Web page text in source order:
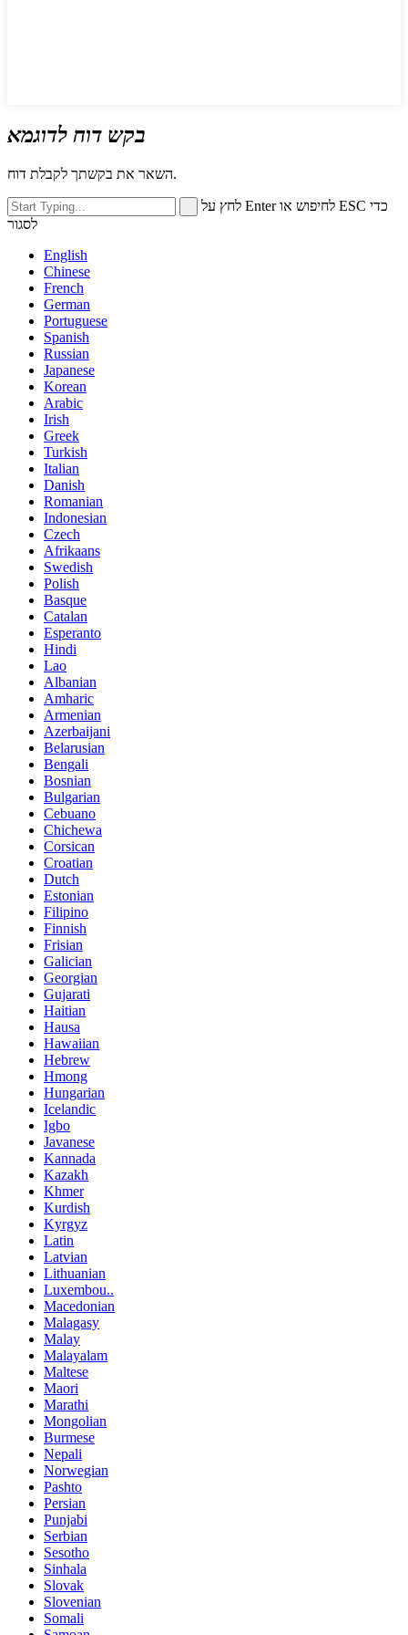
בקש דוח לדוגמא
השאר את בקשתך לקבלת דוח.
לחץ על Enter לחיפוש או ESC כדי
לסגור
English
Chinese
French
German
Portuguese
Spanish
Russian
Japanese
Korean
Arabic
Irish
Greek
Turkish
Italian
Danish
Romanian
Indonesian
Czech
Afrikaans
Swedish
Polish
Basque
Catalan
Esperanto
Hindi
Lao
Albanian
Amharic
Armenian
Azerbaijani
Belarusian
Bengali
Bosnian
Bulgarian
Cebuano
Chichewa
Corsican
Croatian
Dutch
Estonian
Filipino
Finnish
Frisian
Galician
Georgian
Gujarati
Haitian
Hausa
Hawaiian
Hebrew
Hmong
Hungarian
Icelandic
Igbo
Javanese
Kannada
Kazakh
Khmer
Kurdish
Kyrgyz
Latin
Latvian
Lithuanian
Luxembou..
Macedonian
Malagasy
Malay
Malayalam
Maltese
Maori
Marathi
Mongolian
Burmese
Nepali
Norwegian
Pashto
Persian
Punjabi
Serbian
Sesotho
Sinhala
Slovak
Slovenian
Somali